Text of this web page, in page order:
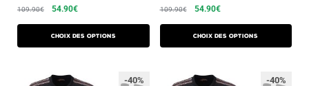
109.90€ 54.90€
Choix des options
109.90€ 54.90€
Choix des options
-40% -40%